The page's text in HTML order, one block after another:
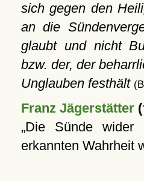
sich gegen den
an die
glaubt und nicht
bzw. der, der
Unglauben festhält
Franz Jägerstätter
Die Sünde
erkannten Wahrheit